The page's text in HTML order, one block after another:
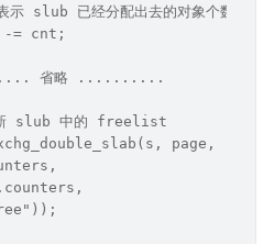
slub 已经分配出去的对象个数，这
= cnt;
省略 ..........
slub 中的 freelist
page,